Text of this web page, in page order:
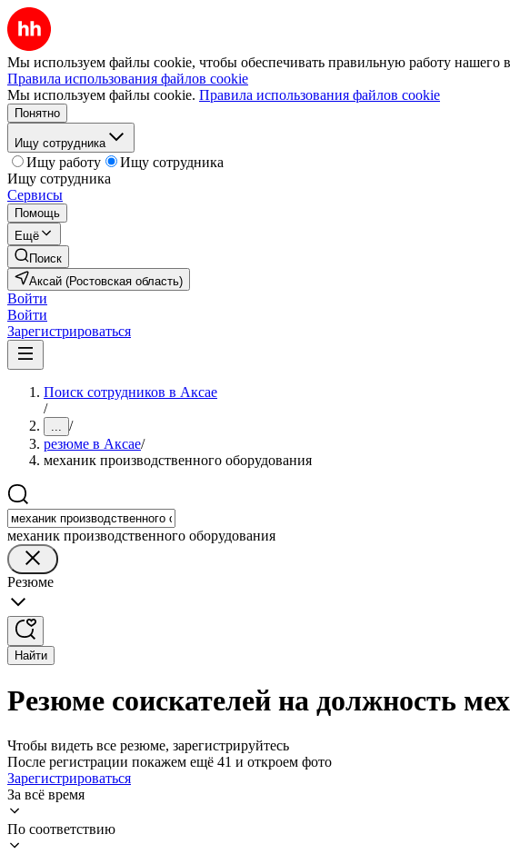
Мы используем файлы cookie, чтобы обеспечивать правильную работу нашего
Правила использования файлов cookie
Мы используем файлы cookie. Правила использования файлов cookie
Понятно
Ищу сотрудника
Ищу работу
Ищу сотрудника
Ищу сотрудника
Сервисы
Помощь
Ещё
Поиск
Аксай (Ростовская область)
Войти
Войти
Зарегистрироваться
Поиск сотрудников в Аксае
/
... /
резюме в Аксае/
механик производственного оборудования
механик производственного оборудования
Резюме
Найти
Резюме соискателей на должность
Чтобы видеть все резюме, зарегистрируйтесь
После регистрации покажем ещё 41 и откроем фото
Зарегистрироваться
За всё время
По соответствию